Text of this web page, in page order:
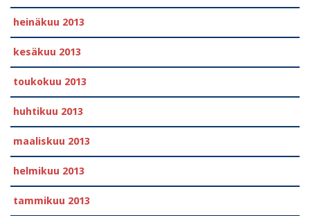
heinäkuu 2013
kesäkuu 2013
toukokuu 2013
huhtikuu 2013
maaliskuu 2013
helmikuu 2013
tammikuu 2013